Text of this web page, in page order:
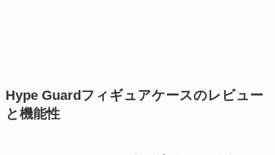
Hype Guardフィギュアケースのレビュー
と機能性